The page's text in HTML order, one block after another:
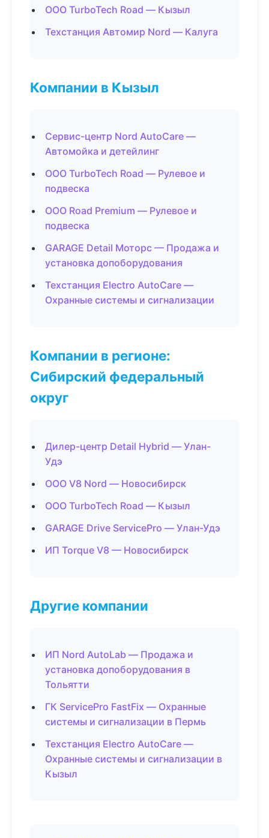
ООО TurboTech Road — Кызыл
Техстанция Автомир Nord — Калуга
Компании в Кызыл
Сервис-центр Nord AutoCare —
Автомойка и детейлинг
ООО TurboTech Road — Рулевое и
подвеска
ООО Road Premium — Рулевое и
подвеска
GARAGE Detail Моторс — Продажа и
установка допоборудования
Техстанция Electro AutoCare —
Охранные системы и сигнализации
Компании в регионе:
Сибирский федеральный
округ
Дилер-центр Detail Hybrid — Улан-
Удэ
ООО V8 Nord — Новосибирск
ООО TurboTech Road — Кызыл
GARAGE Drive ServicePro — Улан-Удэ
ИП Torque V8 — Новосибирск
Другие компании
ИП Nord AutoLab — Продажа и
установка допоборудования в
Тольятти
ГК ServicePro FastFix — Охранные
системы и сигнализации в Пермь
Техстанция Electro AutoCare —
Охранные системы и сигнализации в
Кызыл